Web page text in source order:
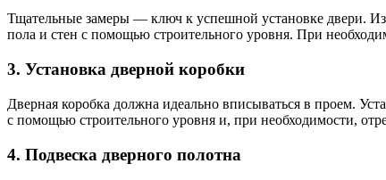
Тщательные замеры — ключ к успешной установке двери.
пола и стен с помощью строительного уровня. При
3. Установка дверной коробки
Дверная коробка должна идеально вписываться в проем.
с помощью строительного уровня и, при необходимости,
4. Подвеска дверного полотна